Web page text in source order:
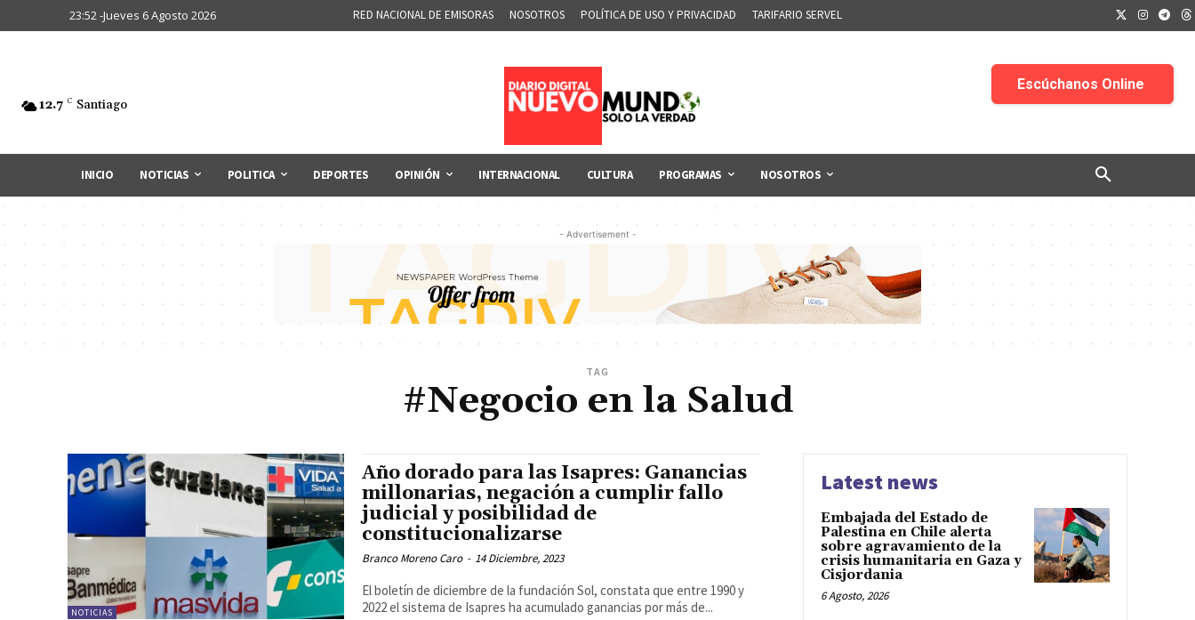
23:52 -Jueves 6 Agosto 2026 RED NACIONAL DE EMISORAS NOSOTROS POLÍTICA DE USO Y PRIVACIDAD TARIFARIO SERVEL
12.7 C Santiago
INICIO NOTICIAS POLITICA DEPORTES OPINIÓN INTERNACIONAL CULTURA PROGRAMAS NOSOTROS
- Advertisement -
TAG
#Negocio en la Salud
NOTICIAS
Año dorado para las Isapres: Ganancias
millonarias, negación a cumplir fallo
judicial y posibilidad de
constitucionalizarse
Branco Moreno Caro - 14 Diciembre, 2023
El boletín de diciembre de la fundación Sol, constata que entre 1990 y
2022 el sistema de Isapres ha acumulado ganancias por más de...
Latest news
Embajada del Estado de
Palestina en Chile alerta
sobre agravamiento de la
crisis humanitaria en Gaza y
Cisjordania
6 Agosto, 2026